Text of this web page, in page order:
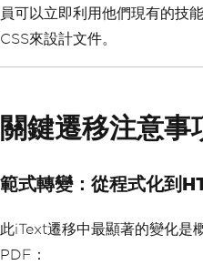
員可以立即利用他們現有的技
CSS來設計文件。
關鍵遷移注意事
範式轉變：從程式化到
此iText遷移中最顯著的變化是
PDF：